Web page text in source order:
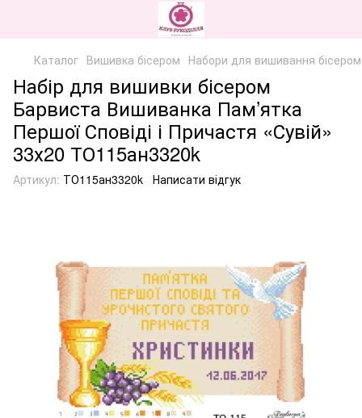
Каталог Вишивка бісером Набори для вишивання бісером
Набір для вишивки бісером
Барвиста Вишиванка Пам’ятка
Першої Сповіді і Причастя «Сувій»
33х20 ТО115ан3320k
Артикул: ТО115ан3320k Написати відгук